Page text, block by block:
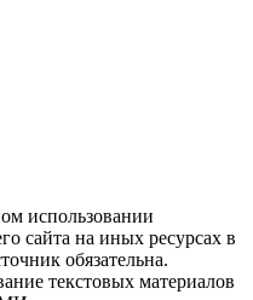
использовании
сайта на иных ресурсах в
обязательна.
текстовых материалов